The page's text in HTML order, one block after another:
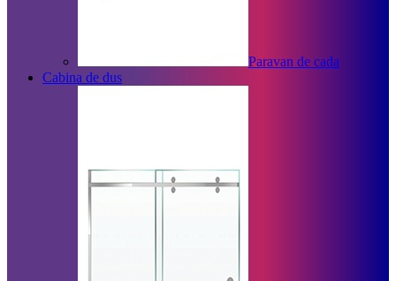
Paravan de cada
Cabina de dus